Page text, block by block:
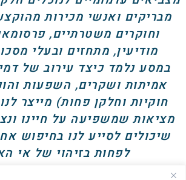
מבריקים ואנשי מכירות
וחוקרים משטרתיים,
מודיעין, מתחזים ובעלי
במסע נלמד כיצד עירוב של
אמיתות ושקרים, השפעות
חוקיות וחלקן פחות) מייצר
מציאות שמשפיעה על חיינו
שיכולים לסייע לנו בחיפוש
לפחות בזיהוי של אי